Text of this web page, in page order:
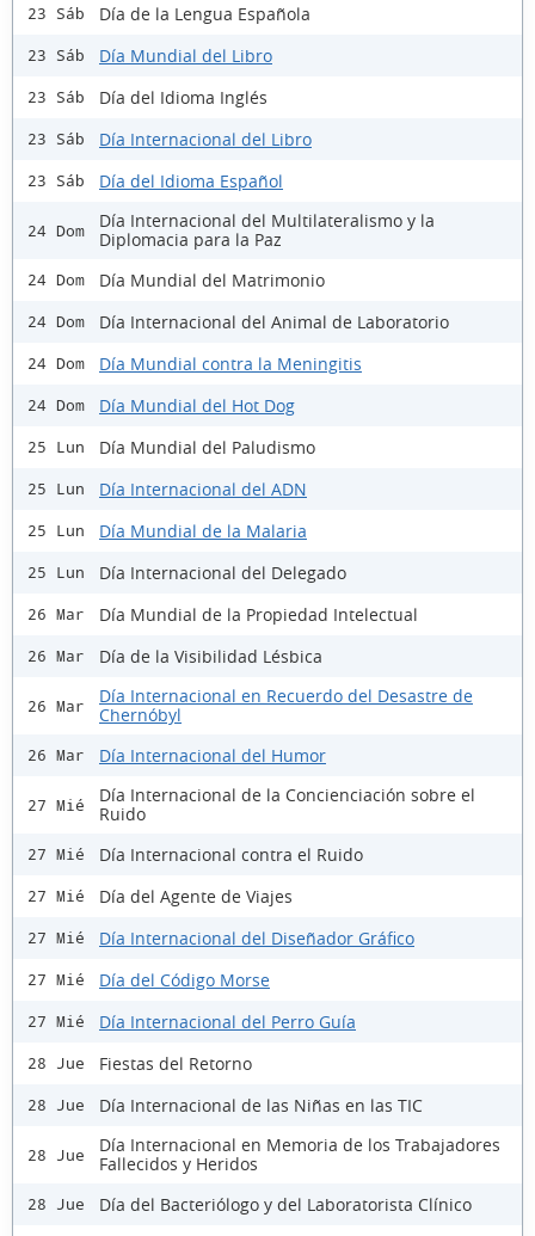
23 Sáb Día de la Lengua Española
23 Sáb Día Mundial del Libro
23 Sáb Día del Idioma Inglés
23 Sáb Día Internacional del Libro
23 Sáb Día del Idioma Español
24 Dom
Día Internacional del Multilateralismo y la
Diplomacia para la Paz
24 Dom Día Mundial del Matrimonio
24 Dom Día Internacional del Animal de Laboratorio
24 Dom Día Mundial contra la Meningitis
24 Dom Día Mundial del Hot Dog
25 Lun Día Mundial del Paludismo
25 Lun Día Internacional del ADN
25 Lun Día Mundial de la Malaria
25 Lun Día Internacional del Delegado
26 Mar Día Mundial de la Propiedad Intelectual
26 Mar Día de la Visibilidad Lésbica
26 Mar
Día Internacional en Recuerdo del Desastre de
Chernóbyl
26 Mar Día Internacional del Humor
27 Mié
Día Internacional de la Concienciación sobre el
Ruido
27 Mié Día Internacional contra el Ruido
27 Mié Día del Agente de Viajes
27 Mié Día Internacional del Diseñador Gráfico
27 Mié Día del Código Morse
27 Mié Día Internacional del Perro Guía
28 Jue Fiestas del Retorno
28 Jue Día Internacional de las Niñas en las TIC
28 Jue
Día Internacional en Memoria de los Trabajadores
Fallecidos y Heridos
28 Jue
Día del Bacteriólogo y del Laboratorista Clínico